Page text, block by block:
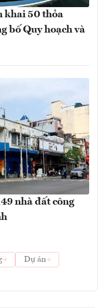
khai 50 thỏa
bố Quy hoạch và
nhà đất công
Dự án